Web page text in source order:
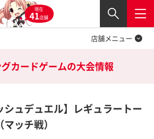
現在
41店舗 閉じる
店舗メニュー
カードゲームの大会情報
シュデュエル】レギュラートー
ッチ戦）